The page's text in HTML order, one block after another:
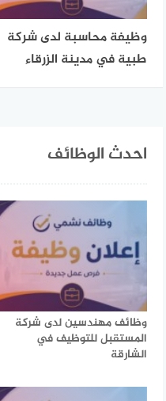
وظيفة محاسبة لدى شركة
طبية في مدينة الزرقاء
احدث الوظائف
وظائف مهندسين لدى شركة
المستقبل للتوظيف في
الشارقة